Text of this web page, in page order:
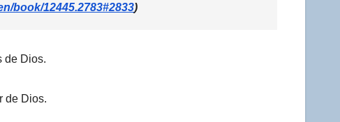
book/12445.2783#2833)
de Dios.
de Dios.